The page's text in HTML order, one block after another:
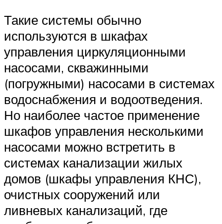
Такие системы обычно
используются в шкафах
управления циркуляционными
насосами, скважинными
(погружными) насосами в системах
водоснабжения и водоотведения.
Но наиболее частое применение
шкафов управления несколькими
насосами можно встретить в
системах канализации жилых
домов (шкафы управления КНС),
очистных сооружений или
ливневых канализаций, где